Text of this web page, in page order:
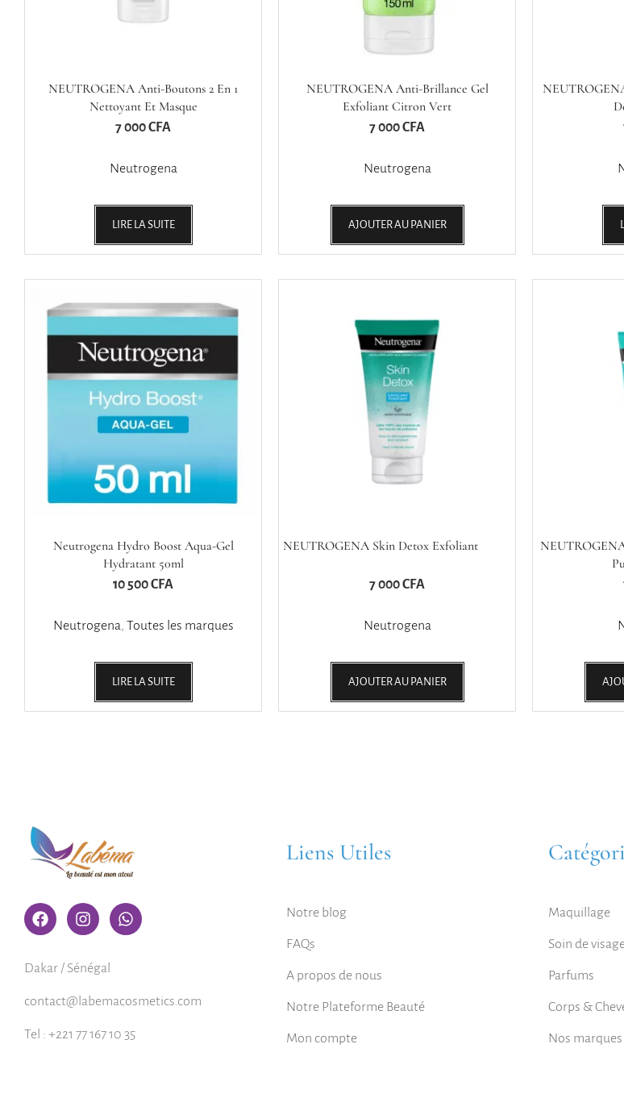
NEUTROGENA Anti-Boutons 2 En 1
Nettoyant Et Masque
7 000CFA
Neutrogena
LIRE LA SUITE
NEUTROGENA Anti-Brillance Gel
Exfoliant Citron Vert
7 000CFA
Neutrogena
AJOUTER AU PANIER
Neutrogena Hydro Boost Aqua-Gel
Hydratant 50ml
10 500CFA
Neutrogena, Toutes les marques
LIRE LA SUITE
NEUTROGENA Skin Detox Exfoliant
7 000CFA
Neutrogena
AJOUTER AU PANIER
Dakar / Sénégal
contact@labemacosmetics.com
Tel : +221 77 167 10 35
Liens Utiles
Notre blog
FAQs
A propos de nous
Notre Plateforme Beauté
Mon compte
Maquillage
Soin de
Parfums
Corps &
Nos marques